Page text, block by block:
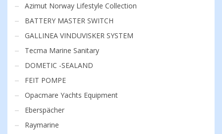
Azimut Norway Lifestyle Collection
BATTERY MASTER SWITCH
GALLINEA VINDUVISKER SYSTEM
Tecma Marine Sanitary
DOMETIC -SEALAND
FEIT POMPE
Opacmare Yachts Equipment
Eberspächer
Raymarine